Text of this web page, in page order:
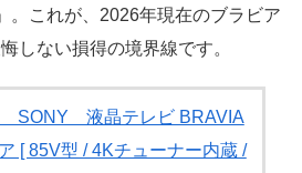
。これが、2026年現在のブラビア
しない損得の境界線です。
SONY 液晶テレビ BRAVIA
[ 85V型 / 4Kチューナー内蔵 /